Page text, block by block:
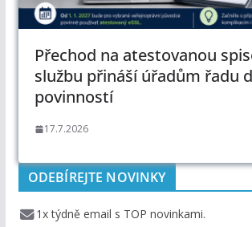
Přechod na atestovanou
službu přináší úřadům řadu
povinností
17.7.2026
ODEBÍREJTE NOVINKY
1x týdně email s TOP novinkami.